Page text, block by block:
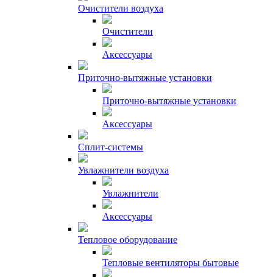
Очистители воздуха
Очистители
Аксессуары
Приточно-вытяжные установки
Приточно-вытяжные установки
Аксессуары
Сплит-системы
Увлажнители воздуха
Увлажнители
Аксессуары
Тепловое оборудование
Тепловые вентиляторы бытовые